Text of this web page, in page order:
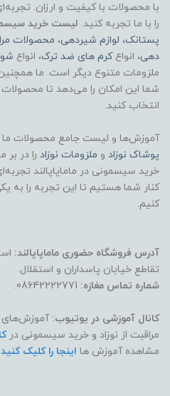
با محصولات با کیفیت و ارزان.
را با ما تجربه کنید. لیست خرید
پستانک، لوازم شیردهی، محصولات
دهی، انواعکرم های ضد ترک، انواع
ملزومات متنوع دیگر است. ما
شما این امکان را می‌دهد تا
انتخاب کنید.
آموزش‌ها و لیست جامع محصولات ما
پوشاک نوزاد و ملزومات نوزاد را در بر
خرید سیسمونی در ماماپاپالند
کنار شما هستیم تا این تجربه را به
کنیم.
آدرس فروشگاه حضوری ماماپاپالند:
تقاطع خیابان پاسداران و استقلال.
شماره تماس مغازه:
کانال آموزشی در یوتیوب: آموزش‌های
مراقبت از نوزاد و خرید سیسمونی در
مشاهده آموزش ها اینجا را کلیک کنید